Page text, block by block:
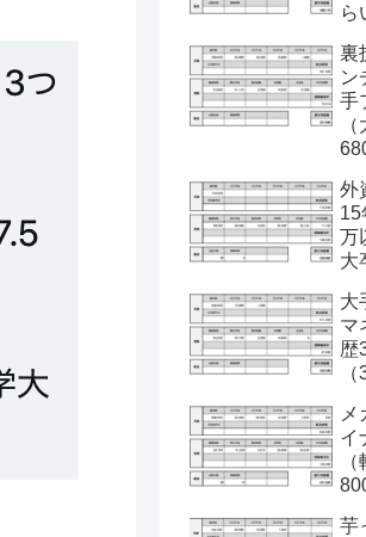
ら
裏
ン
手
外
15
万
大
大
マ
歴
イ
芋